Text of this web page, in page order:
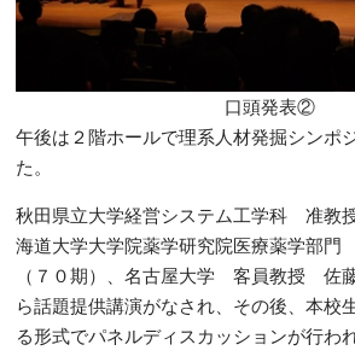
口頭発表②
午後は２階ホールで理系人材発掘シンポ
た。
秋田県立大学経営システム工学科 准教
海道大学大学院薬学研究院医療薬学部
（７０期）、名古屋大学 客員教授 佐
ら話題提供講演がなされ、その後、本校
る形式でパネルディスカッションが行わ